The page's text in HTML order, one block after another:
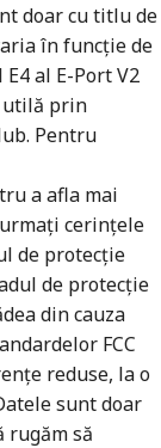
doar cu titlu de
în funcție de
al E-Port V2
utilă prin
Pentru
a afla mai
urmați cerințele
de protecție
de protecție
din cauza
FCC
reduse, la o
sunt doar
să